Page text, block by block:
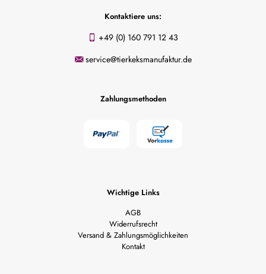
Kontaktiere uns:
+49 (0) 160 791 12 43
service@tierkeksmanufaktur.de
Zahlungsmethoden
Wichtige Links
AGB
Widerrufsrecht
Versand & Zahlungsmöglichkeiten
Kontakt